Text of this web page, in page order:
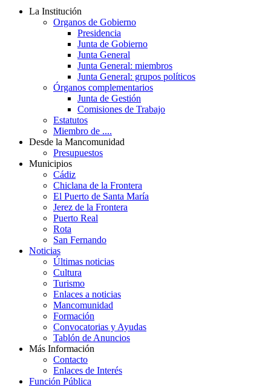
La Institución
Organos de Gobierno
Presidencia
Junta de Gobierno
Junta General
Junta General: miembros
Junta General: grupos políticos
Órganos complementarios
Junta de Gestión
Comisiones de Trabajo
Estatutos
Miembro de ....
Desde la Mancomunidad
Presupuestos
Municipios
Cádiz
Chiclana de la Frontera
El Puerto de Santa María
Jerez de la Frontera
Puerto Real
Rota
San Fernando
Noticias
Últimas noticias
Cultura
Turismo
Enlaces a noticias
Mancomunidad
Formación
Convocatorias y Ayudas
Tablón de Anuncios
Más Información
Contacto
Enlaces de Interés
Función Pública